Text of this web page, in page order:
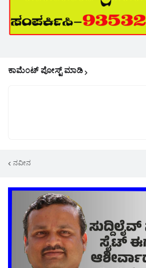
ಕಾಮೆಂಟ್‌‌ ಪೋಸ್ಟ್‌ ಮಾಡಿ
ನವೀನ